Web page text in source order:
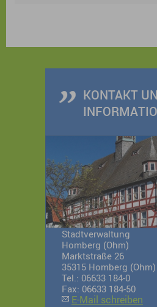
Stadtführung mit
KONTAKT
Stadtverwaltung
Homberg (Ohm)
Marktstraße 26
35315 Homberg (Ohm)
Tel.: 06633 184-0
Fax: 06633 184-50
E-Mail schreiben